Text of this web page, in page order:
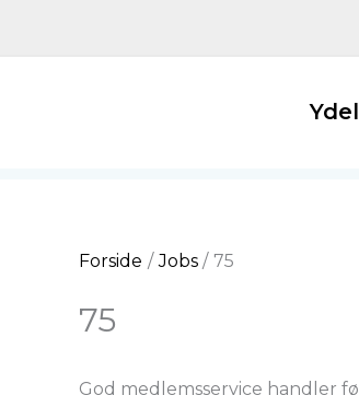
Forside Jobs 75
75
God medlemsservice handler